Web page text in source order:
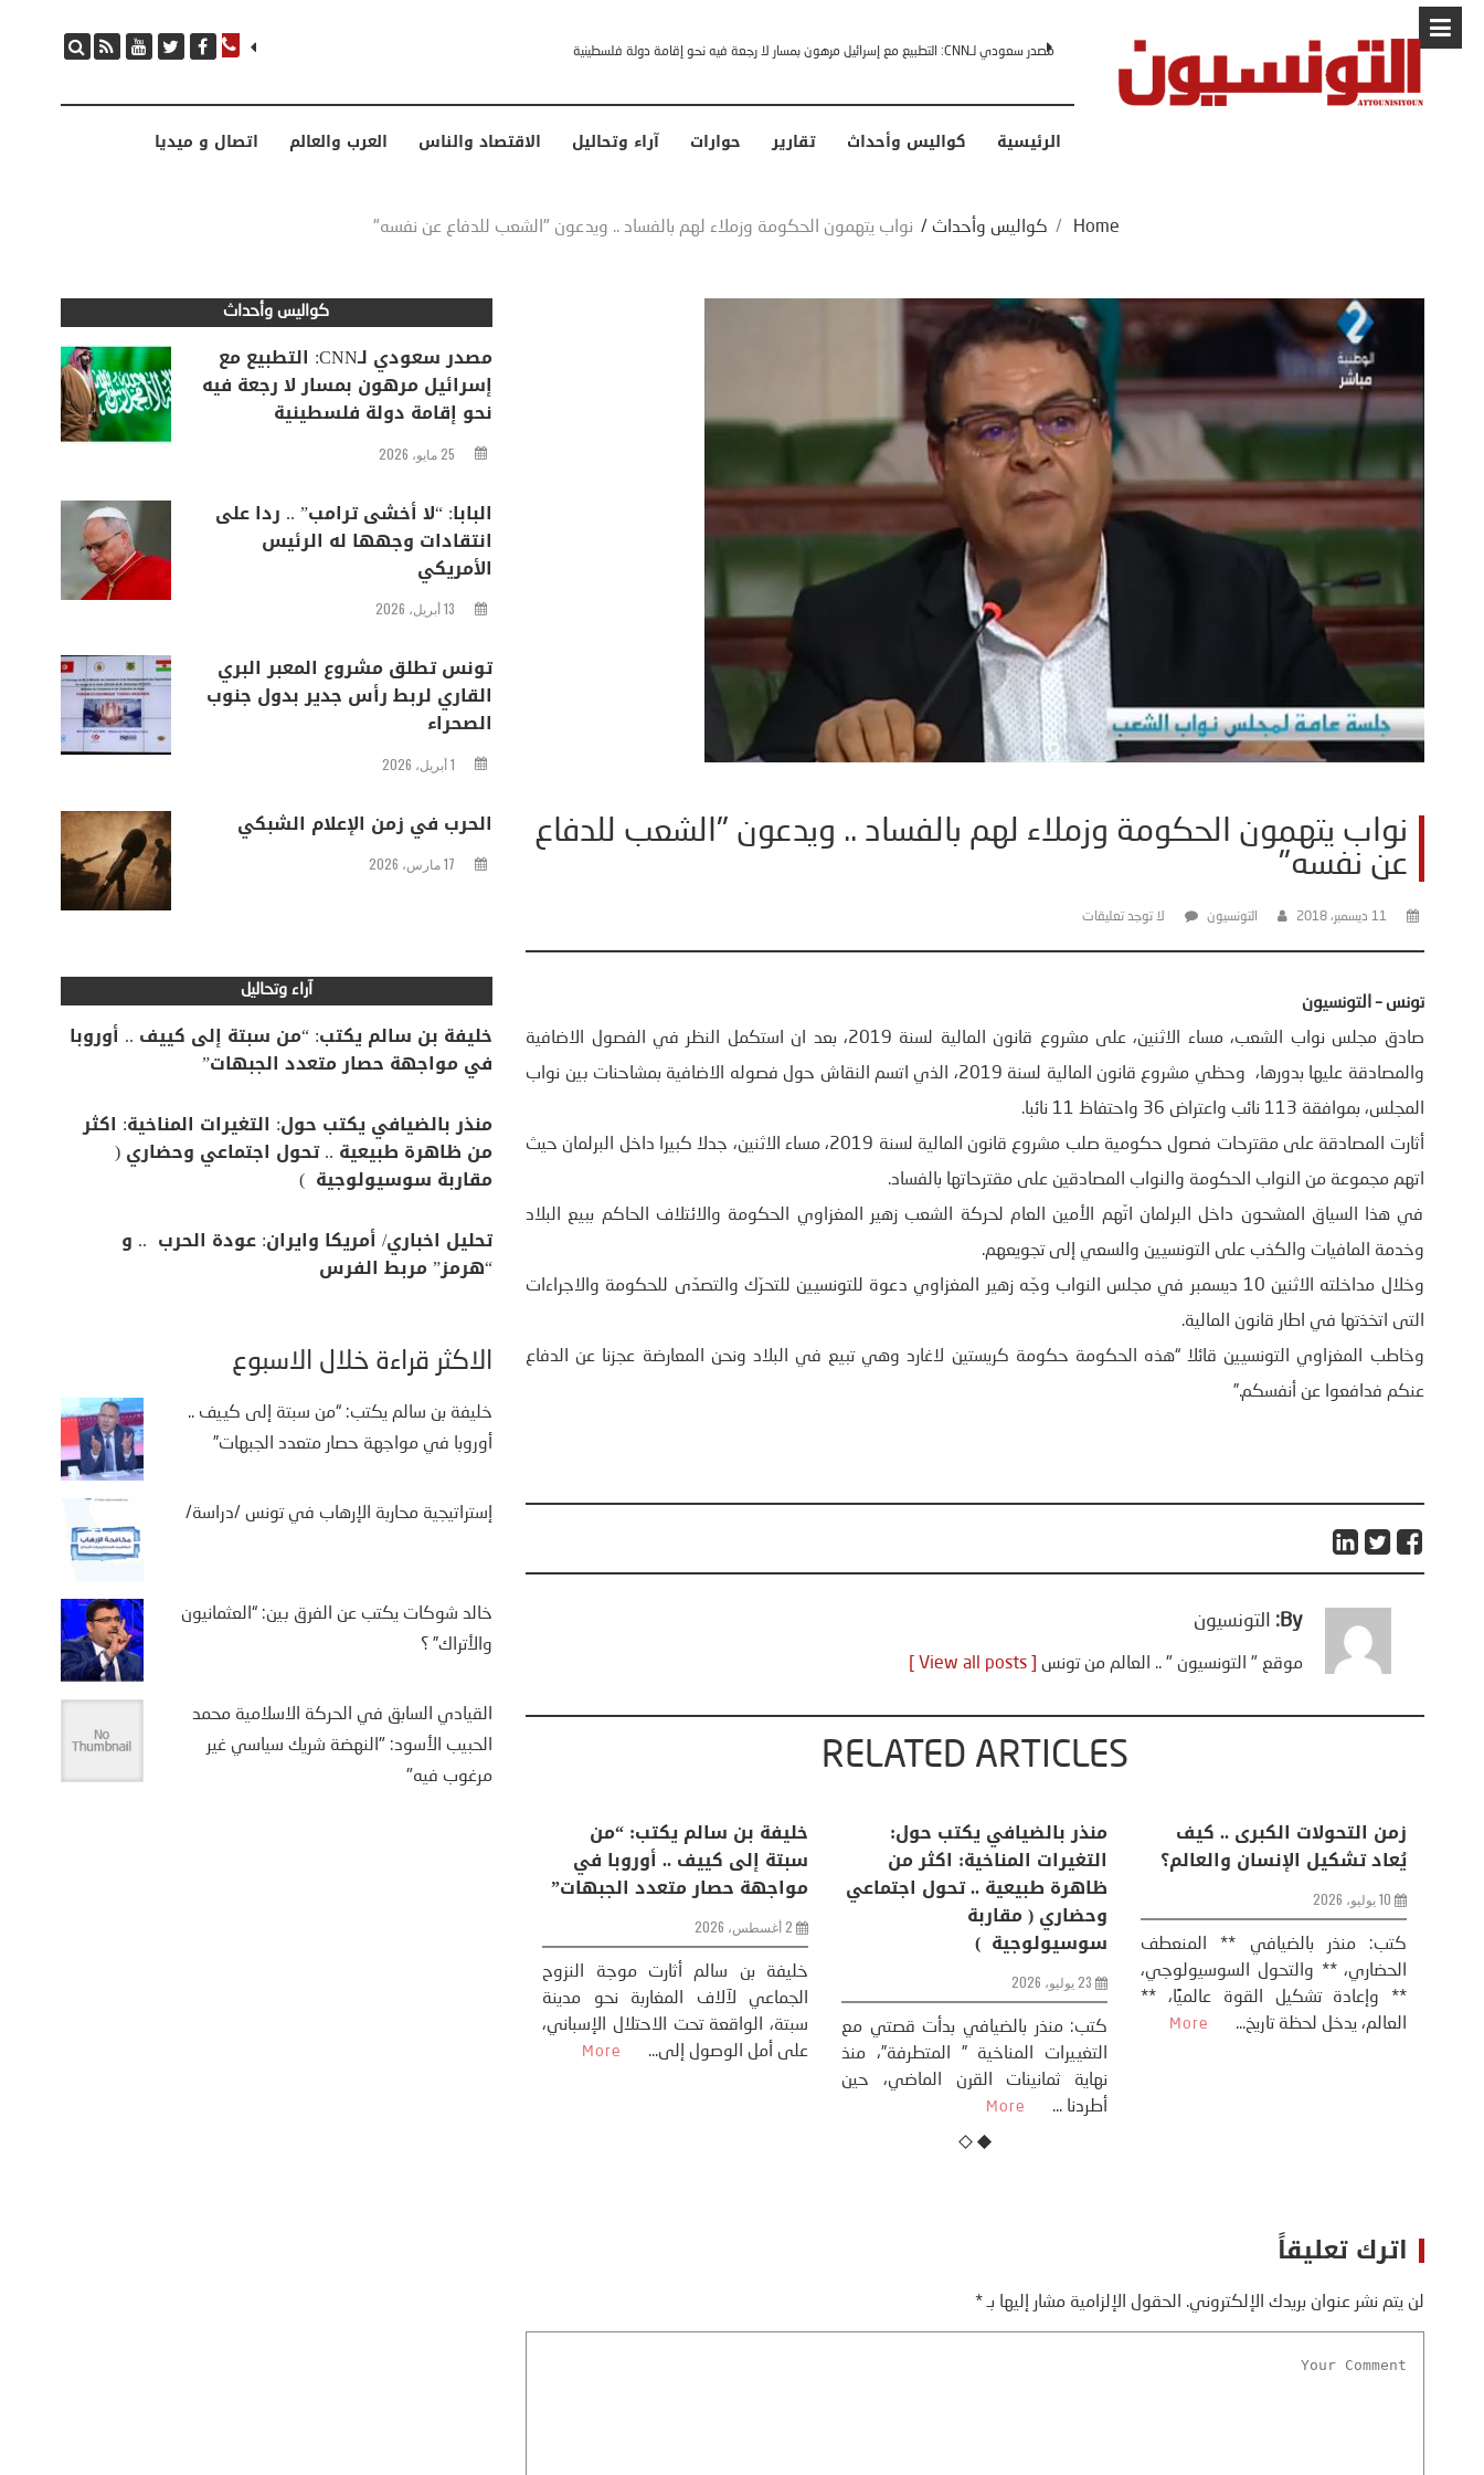
مصدر سعودي لـCNN: التطبيع مع إسرائيل مرهون بمسار لا رجعة فيه نحو إقامة دولة فلسطينية البابا: “لا أخشى ترامب” .. ردا على انتقادات وجهها له الرئيس الأمريكي
الرئيسية كواليس وأحداث تقارير حوارات آراء وتحاليل الاقتصاد والناس العرب والعالم اتصال و ميديا
Home
/ كواليس وأحداث / نواب يتهمون الحكومة وزملاء لهم بالفساد .. ويدعون "الشعب للدفاع عن نفسه"
نواب يتهمون الحكومة وزملاء لهم بالفساد .. ويدعون "الشعب للدفاع
عن نفسه"
11 ديسمبر، 2018 التونسيون لا توجد تعليقات
تونس – التونسيون
صادق مجلس نواب الشعب، مساء الاثنين، على مشروع قانون المالية لسنة 2019، بعد ان استكمل النظر في الفصول الاضافية
والمصادقة عليها بدورها، وحظي مشروع قانون المالية لسنة 2019، الذي اتسم النقاش حول فصوله الاضافية بمشاحنات بين نواب
المجلس، بموافقة 113 نائب واعتراض 36 واحتفاظ 11 نائبا.
أثارت المصادقة على مقترحات فصول حكومية صلب مشروع قانون المالية لسنة 2019، مساء الاثنين، جدلا كبيرا داخل البرلمان حيث
اتهم مجموعة من النواب الحكومة والنواب المصادقين على مقترحاتها بالفساد.
في هذا السياق المشحون داخل البرلمان اتّهم الأمين العام لحركة الشعب زهير المغزاوي الحكومة والائتلاف الحاكم ببيع البلاد
وخدمة المافيات والكذب على التونسيين والسعي إلى تجويعهم.
وخلال مداخلته الاثنين 10 ديسمبر في مجلس النواب وجّه زهير المغزاوي دعوة للتونسيين للتحرّك والتصدّى للحكومة والاجراءات
التى اتخذتها في اطار قانون المالية.
وخاطب المغزاوي التونسيين قائلا “هذه الحكومة حكومة كريستين لاغارد وهي تبيع في البلاد ونحن المعارضة عجزنا عن الدفاع
عنكم فدافعوا عن أنفسكم.”
By: التونسيون
موقع " التونسيون " .. العالم من تونس [ View all posts ]
RELATED ARTICLES
منذر بالضيافي يكتب حول:
التغيرات المناخية: اكثر من
ظاهرة طبيعية .. تحول اجتماعي
وحضاري ( مقاربة
سوسيولوجية )
23 يوليو، 2026
كتب: منذر بالضيافي بدأت قصتي مع
التغييرات المناخية ” المتطرفة”، منذ
زمن التحولات الكبرى .. كيف
يُعاد تشكيل الإنسان والعالم؟
10 يوليو، 2026
كتب: منذر بالضيافي ** المنعطف
الحضاري، ** والتحول السوسيولوجي،
** وإعادة تشكيل القوة عالميًا، **
العالم، يدخل لحظة تاريخ...
More
تحليل اخباري/ أمريكا وايران:
عودة الحرب .. و “هرمز” مربط
الفرس
8 يوليو، 2026
تحليل – منذر بالضيافي عاد الرئيس
الأمريكي دونالد ترامب إلى قصف
ايران، وذلك ردا على ما اعتبره الرئيس
اترك تعليقاً
لن يتم نشر عنوان بريدك الإلكتروني. الحقول الإلزامية مشار إليها بـ*
كواليس وأحداث
مصدر سعودي لـCNN: التطبيع مع
إسرائيل مرهون بمسار لا رجعة فيه
نحو إقامة دولة فلسطينية
25 مايو، 2026
البابا: “لا أخشى ترامب” .. ردا على
انتقادات وجهها له الرئيس
الأمريكي
13 أبريل، 2026
تونس تطلق مشروع المعبر البري
القاري لربط رأس جدير بدول جنوب
الصحراء
1 أبريل، 2026
الحرب في زمن الإعلام الشبكي
17 مارس، 2026
آراء وتحاليل
خليفة بن سالم يكتب: “من سبتة إلى كييف .. أوروبا
في مواجهة حصار متعدد الجبهات”
منذر بالضيافي يكتب حول: التغيرات المناخية: اكثر
من ظاهرة طبيعية .. تحول اجتماعي وحضاري (
مقاربة سوسيولوجية )
تحليل اخباري/ أمريكا وايران: عودة الحرب .. و
“هرمز” مربط الفرس
الأكثر قراءة خلال الأسبوع
خليفة بن سالم يكتب: “من سبتة إلى كييف ..
أوروبا في مواجهة حصار متعدد الجبهات”
إستراتيجية محاربة الإرهاب في تونس /دراسة/
خالد شوكات يكتب عن الفرق بين: “العثمانيون
والأتراك” ؟
القيادي السابق في الحركة الاسلامية محمد
الحبيب الأسود: "النهضة شريك سياسي غير
مرغوب فيه"